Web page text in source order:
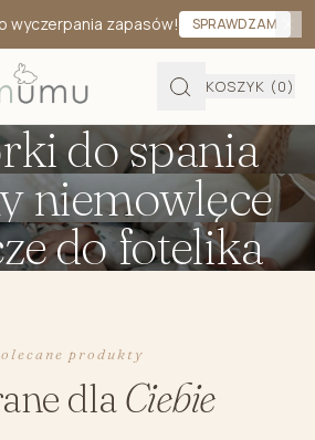
wyczerpania zapasów! SPRAWDZAM
KOSZYK (0)
do spania
niemowlęce
do fotelika
produkty
dlaCiebie